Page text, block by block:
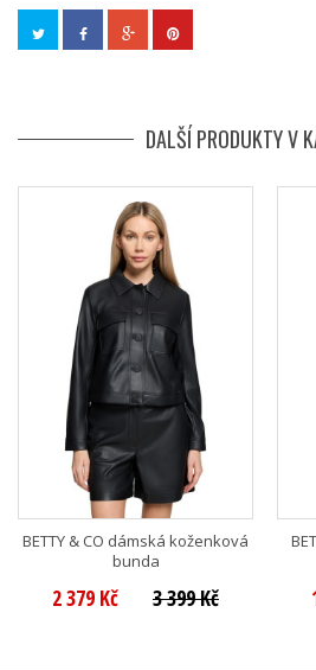
DALŠÍ PRODUKTY V
BETTY & CO dámská koženková
bunda
2 379 Kč 3 399 Kč